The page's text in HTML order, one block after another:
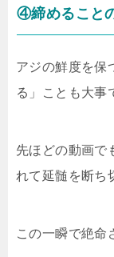
④締めること
アジの鮮度を保
る」ことも大事
先ほどの動画で
れて延髄を断ち
この一瞬で絶命